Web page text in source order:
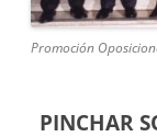
Promoción
PINCHAR